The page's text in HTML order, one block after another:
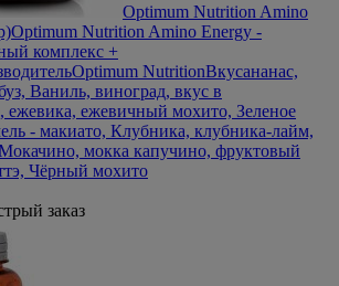
Optimum Nutrition Amino
Optimum Nutrition Amino Energy -
комплекс +
Optimum NutritionВкусананас,
Ваниль, виноград, вкус в
ежевика, ежевичный мохито, Зеленое
- макиато, Клубника, клубника-лайм,
мокка капучино, фруктовый
Чёрный мохито
заказ